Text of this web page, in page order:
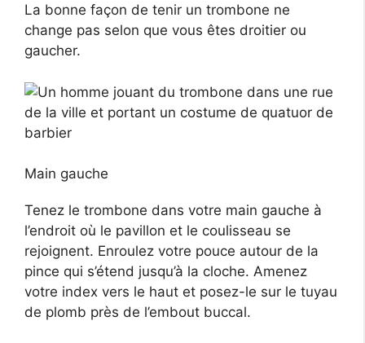
La bonne façon de tenir un trombone ne
change pas selon que vous êtes droitier ou
gaucher.
Main gauche
Tenez le trombone dans votre main gauche à
l’endroit où le pavillon et le coulisseau se
rejoignent. Enroulez votre pouce autour de la
pince qui s’étend jusqu’à la cloche. Amenez
votre index vers le haut et posez-le sur le tuyau
de plomb près de l’embout buccal.